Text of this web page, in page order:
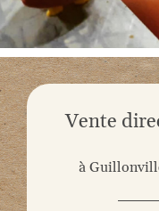
Vente
à